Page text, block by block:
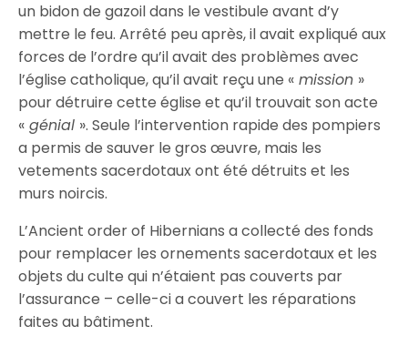
un bidon de gazoil dans le vestibule avant d’y
mettre le feu. Arrêté peu après, il avait expliqué aux
forces de l’ordre qu’il avait des problèmes avec
l’église catholique, qu’il avait reçu une « mission »
pour détruire cette église et qu’il trouvait son acte
« génial ». Seule l’intervention rapide des pompiers
a permis de sauver le gros œuvre, mais les
vetements sacerdotaux ont été détruits et les
murs noircis.
L’Ancient order of Hibernians a collecté des fonds
pour remplacer les ornements sacerdotaux et les
objets du culte qui n’étaient pas couverts par
l’assurance – celle-ci a couvert les réparations
faites au bâtiment.